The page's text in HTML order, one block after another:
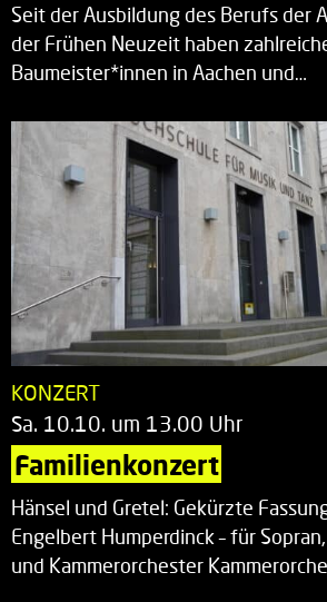
Seit der Ausbildung des Berufs der
der Frühen Neuzeit haben
Baumeister*innen in Aachen und…
KONZERT
Sa. 10.10. um 13.00 Uhr
Familienkonzert
Hänsel und Gretel: Gekürzte
Engelbert Humperdinck – für
und Kammerorchester